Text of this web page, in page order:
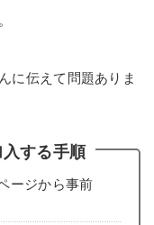
に伝えて問題ありま
する手順
ージから事前